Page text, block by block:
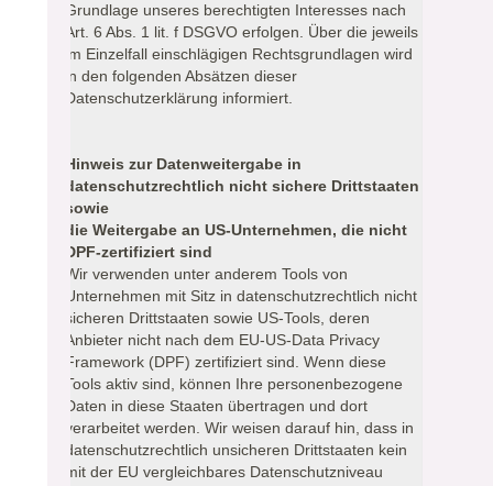
Grundlage unseres berechtigten Interesses nach
Art. 6 Abs. 1 lit. f DSGVO erfolgen. Über die jeweils
im Einzelfall einschlägigen Rechtsgrundlagen wird
in den folgenden Absätzen dieser
Datenschutzerklärung informiert.
Hinweis zur Datenweitergabe in
datenschutzrechtlich nicht sichere Drittstaaten
sowie
die Weitergabe an US-Unternehmen, die nicht
DPF-zertifiziert sind
Wir verwenden unter anderem Tools von
Unternehmen mit Sitz in datenschutzrechtlich nicht
sicheren Drittstaaten sowie US-Tools, deren
Anbieter nicht nach dem EU-US-Data Privacy
Framework (DPF) zertifiziert sind. Wenn diese
Tools aktiv sind, können Ihre personenbezogene
Daten in diese Staaten übertragen und dort
verarbeitet werden. Wir weisen darauf hin, dass in
datenschutzrechtlich unsicheren Drittstaaten kein
mit der EU vergleichbares Datenschutzniveau